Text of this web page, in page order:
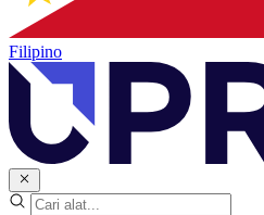
Filipino